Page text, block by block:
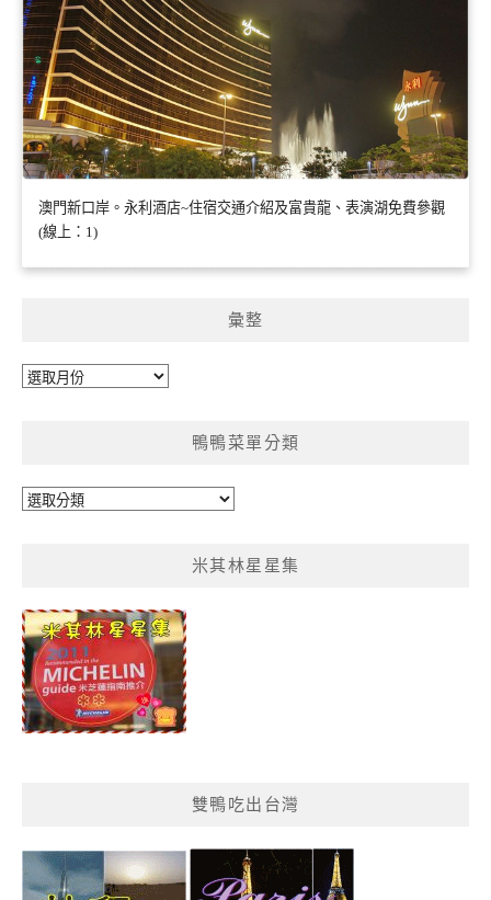
澳門新口岸。永利酒店~住宿交通介紹及富貴龍、表演湖免費參觀
(線上：1)
彙整
彙
鴨鴨菜單分類
鴨
類
米其林星星集
雙鴨吃出台灣